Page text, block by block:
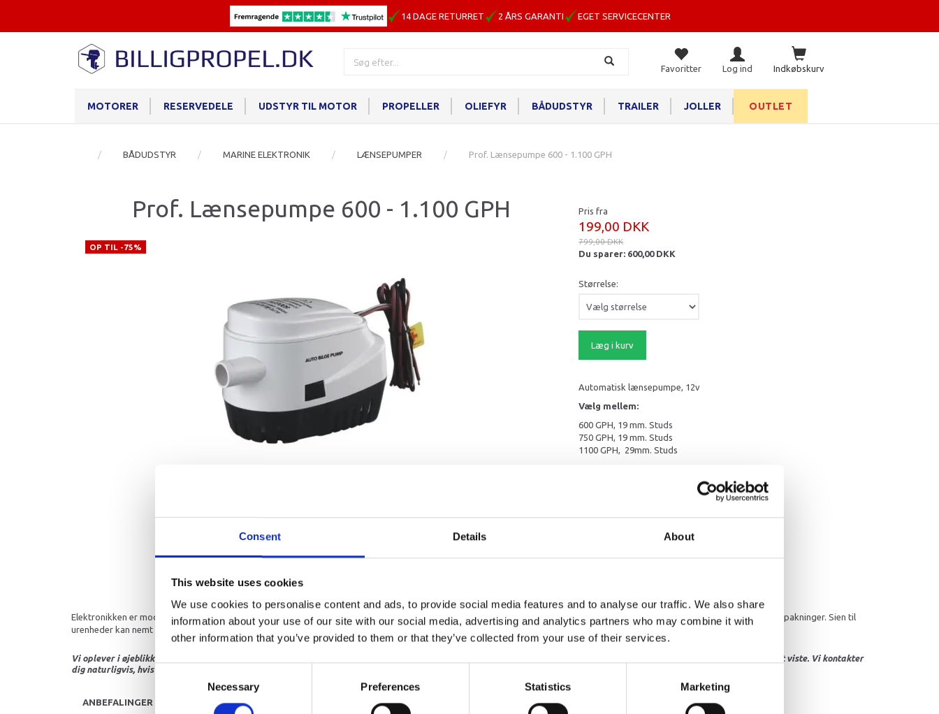
Consent Details About
This website uses cookies
We use cookies to personalise content and ads, to provide social media features and to analyse our traffic. We also share
information about your use of our site with our social media, advertising and analytics partners who may combine it with
other information that you’ve provided to them or that they’ve collected from your use of their services.
Necessary Preferences Statistics Marketing
14 DAGE RETURRET 2 ÅRS GARANTI EGET SERVICECENTER
Indkøbskurv
Favoritter Log ind
MOTORER RESERVEDELE UDSTYR TIL MOTOR PROPELLER OLIEFYR BÅDUDSTYR TRAILER JOLLER OUTLET
BÅDUDSTYR MARINE ELEKTRONIK LÆNSEPUMPER Prof. Lænsepumpe 600 - 1.100 GPH
Prof. Lænsepumpe 600 - 1.100 GPH
OP TIL -75%
Pris fra
199,00 DKK
799,00 DKK
Du sparer: 600,00 DKK
Størrelse:
Læg i kurv
Automatisk lænsepumpe, 12v
Vælg mellem:
600 GPH, 19 mm. Studs
750 GPH, 19 mm. Studs
1100 GPH, 29mm. Studs
Elektronikken er modstandsdygtig overfor pludselige spændingsændringer. Pumperne er forsynet med system til at afventillere luftlommer og disse er udført med vandtætte pakninger. Sien til
urenheder kan nemt afmonteres og renses. Studs 19 mm. P. Bemærk: Ved øget løftehøjde pumpes færre ltr/min.
Vi oplever i øjeblikket store og hyppige prisændringer i markedet. Derfor kan der i enkelte tilfælde være produkter, som ikke kan leveres, eller hvor prisen afviger fra det viste. Vi kontakter
dig naturligvis, hvis dette er tilfældet.
ANBEFALINGER